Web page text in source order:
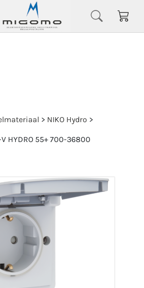
> NIKO Hydro >
V HYDRO 55+ 700-36800